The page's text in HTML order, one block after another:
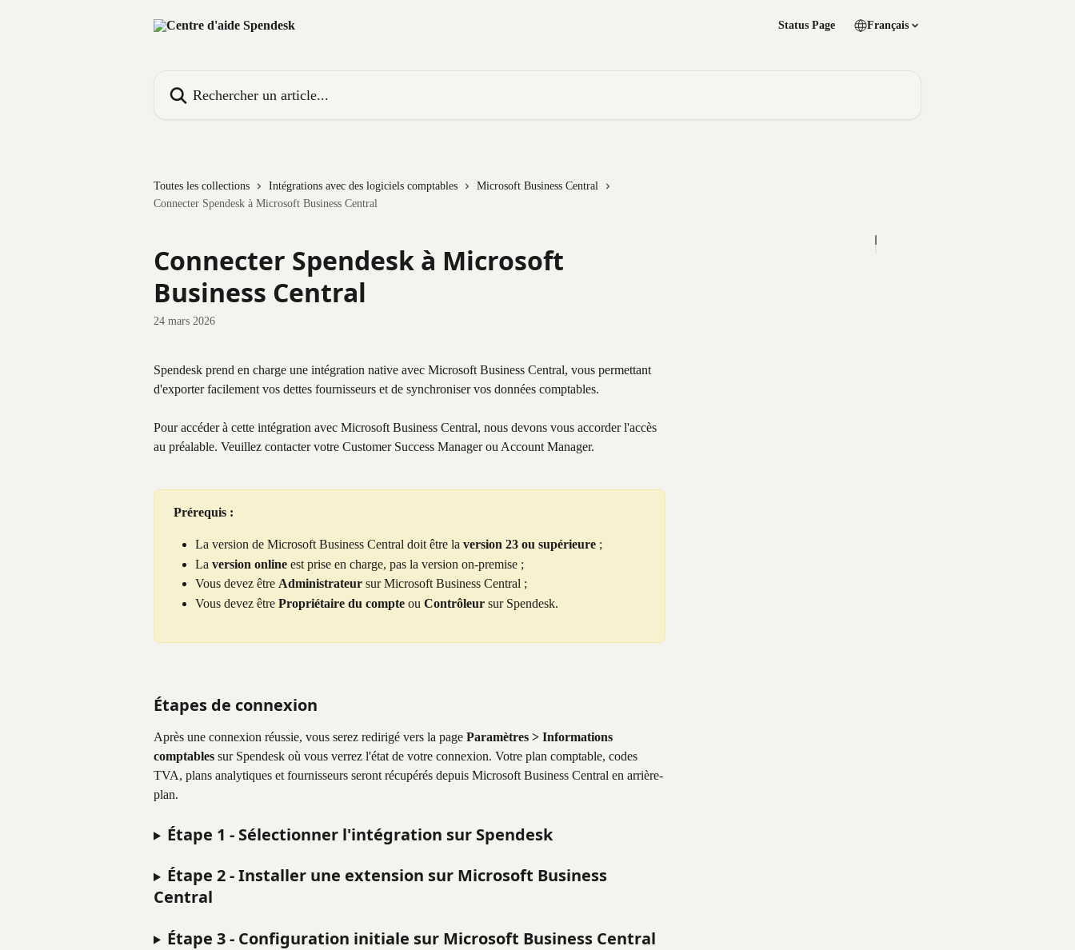
Status Page Français
Toutes les collections Intégrations avec des logiciels comptables
Microsoft Business Central
Connecter Spendesk à Microsoft Business Central
Connecter Spendesk à Microsoft
Business Central
24 mars 2026
Spendesk prend en charge une intégration native avec Microsoft Business Central, vous permettant
d'exporter facilement vos dettes fournisseurs et de synchroniser vos données comptables.
Pour accéder à cette intégration avec Microsoft Business Central, nous devons vous accorder l'accès
au préalable. Veuillez contacter votre Customer Success Manager ou Account Manager.
Prérequis :
La version de Microsoft Business Central doit être la version 23 ou supérieure ;
La version online est prise en charge, pas la version on-premise ;
Vous devez être Administrateur sur Microsoft Business Central ;
Vous devez être Propriétaire du compte ou Contrôleur sur Spendesk.
Étapes de connexion
Après une connexion réussie, vous serez redirigé vers la page Paramètres > Informations
comptables sur Spendesk où vous verrez l'état de votre connexion. Votre plan comptable, codes
TVA, plans analytiques et fournisseurs seront récupérés depuis Microsoft Business Central en arrière-
plan.
Étape 1 - Sélectionner l'intégration sur Spendesk
Étape 2 - Installer une extension sur Microsoft Business
Central
Étape 3 - Configuration initiale sur Microsoft Business Central